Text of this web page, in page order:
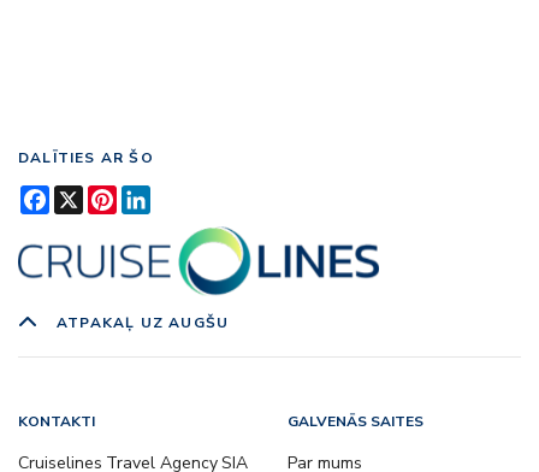
DALĪTIES AR ŠO
Facebook
X Pinterest
ATPAKAĻ UZ AUGŠU
KONTAKTI
Cruiselines Travel Agency SIA
GALVENĀS SAITES
Par mums